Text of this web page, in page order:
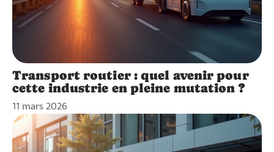
Transport routier : quel avenir pour
cette industrie en pleine mutation ?
11 mars 2026